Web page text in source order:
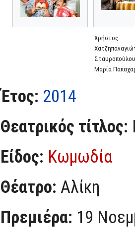
Χρήστος
Μαρία
Έτος: 2014
Θεατρικός τίτλος:
Είδος: Κωμωδία
Θέατρο: Αλίκη
Πρεμιέρα: 19